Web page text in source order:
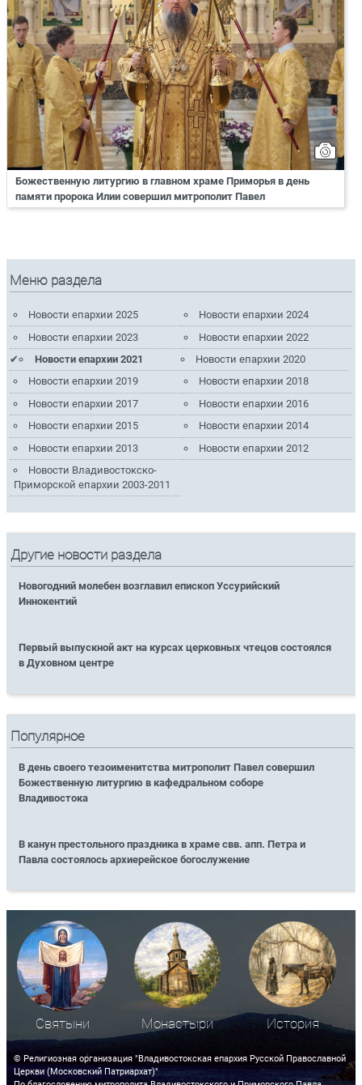
Божественную литургию в главном храме Приморья в день
памяти пророка Илии совершил митрополит Павел
Меню раздела
Новости епархии 2025
Новости епархии 2024
Новости епархии 2023
Новости епархии 2022
Новости епархии 2021
Новости епархии 2020
Новости епархии 2019
Новости епархии 2018
Новости епархии 2017
Новости епархии 2016
Новости епархии 2015
Новости епархии 2014
Новости епархии 2013
Новости епархии 2012
Новости Владивостокско-
Приморской епархии 2003-2011
Другие новости раздела
Новогодний молебен возглавил епископ Уссурийский
Иннокентий
Первый выпускной акт на курсах церковных чтецов состоялся
в Духовном центре
Популярное
В день своего тезоименитства митрополит Павел совершил
Божественную литургию в кафедральном соборе
Владивостока
В канун престольного праздника в храме свв. апп. Петра и
Павла состоялось архиерейское богослужение
Святыни Монастыри История
© Религиозная организация "Владивостокская епархия Русской Православной
Церкви (Московский Патриархат)"